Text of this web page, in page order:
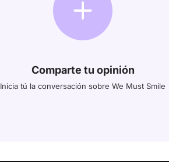
Comparte tu opinión
Inicia tú la conversación sobre We Must Smile